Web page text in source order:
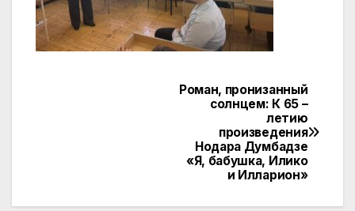
Роман, пронизанный
солнцем: К 65 –
летию
произведения
Нодара Думбадзе
«Я, бабушка, Илико
и Илларион»